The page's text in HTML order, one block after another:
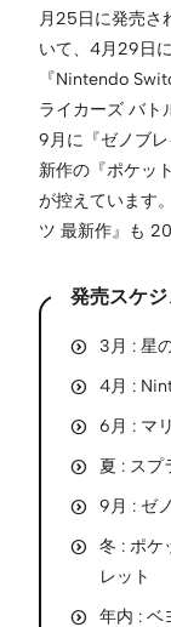
月25日に発売さ
いて、4月29日
『Nintendo
ライカーズ バト
9月に『ゼノブ
新作の『ポケッ
が控えています
ツ 最新作』も
発売スケ
3月 : 星
4月 :
6月 : マ
夏 : スプ
9月 : ゼ
冬 : ポケ
レット
年内 : ベ